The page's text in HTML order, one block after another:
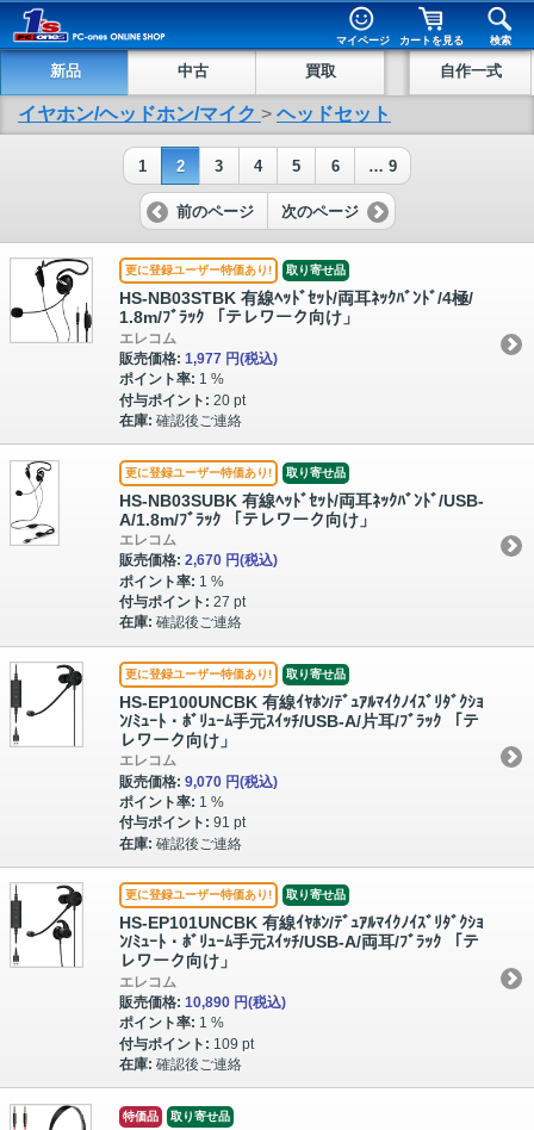
マイページ カートを見る 検索
新品 中古 買取 自作一式
イヤホン/ヘッドホン/マイク > ヘッドセット
1 2 3 4 5 6 … 9
前のページ 次のページ
更に登録ユーザー特価あり! 取り寄せ品
HS-NB03STBK 有線ﾍｯﾄﾞｾｯﾄ/両耳ﾈｯｸﾊﾞﾝﾄﾞ/4極/
1.8m/ﾌﾞﾗｯｸ 「テレワーク向け」
エレコム
販売価格: 1,977 円(税込)
ポイント率: 1 %
付与ポイント: 20 pt
在庫: 確認後ご連絡
更に登録ユーザー特価あり! 取り寄せ品
HS-NB03SUBK 有線ﾍｯﾄﾞｾｯﾄ/両耳ﾈｯｸﾊﾞﾝﾄﾞ/USB-
A/1.8m/ﾌﾞﾗｯｸ 「テレワーク向け」
エレコム
販売価格: 2,670 円(税込)
ポイント率: 1 %
付与ポイント: 27 pt
在庫: 確認後ご連絡
更に登録ユーザー特価あり! 取り寄せ品
HS-EP100UNCBK 有線ｲﾔﾎﾝ/ﾃﾞｭｱﾙﾏｲｸﾉｲｽﾞﾘﾀﾞｸｼｮ
ﾝ/ﾐｭｰﾄ・ﾎﾞﾘｭｰﾑ手元ｽｲｯﾁ/USB-A/片耳/ﾌﾞﾗｯｸ 「テ
レワーク向け」
エレコム
販売価格: 9,070 円(税込)
ポイント率: 1 %
付与ポイント: 91 pt
在庫: 確認後ご連絡
更に登録ユーザー特価あり! 取り寄せ品
HS-EP101UNCBK 有線ｲﾔﾎﾝ/ﾃﾞｭｱﾙﾏｲｸﾉｲｽﾞﾘﾀﾞｸｼｮ
ﾝ/ﾐｭｰﾄ・ﾎﾞﾘｭｰﾑ手元ｽｲｯﾁ/USB-A/両耳/ﾌﾞﾗｯｸ 「テ
レワーク向け」
エレコム
販売価格: 10,890 円(税込)
ポイント率: 1 %
付与ポイント: 109 pt
在庫: 確認後ご連絡
特価品 取り寄せ品